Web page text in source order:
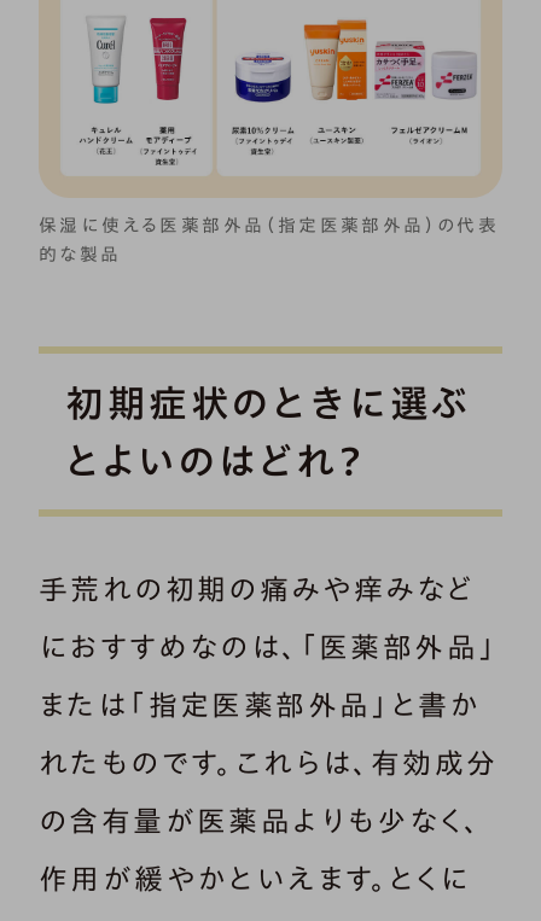
保湿に使える医薬部外品（指定医薬部外品）の代表
的な製品
初期症状のときに選ぶ
とよいのはどれ？
手荒れの初期の痛みや痒みなど
におすすめなのは、「医薬部外品」
または「指定医薬部外品」と書か
れたものです。これらは、有効成分
の含有量が医薬品よりも少なく、
作用が緩やかといえます。とくに